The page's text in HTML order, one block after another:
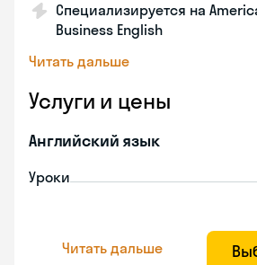
Специализируется на
Business English
Читать дальше
Услуги и цены
Английский язык
Уроки
Читать дальше